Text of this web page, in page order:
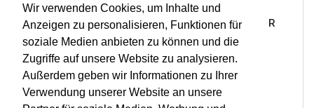
Wir verwenden Cookies, um Inhalte und
Anzeigen zu personalisieren, Funktionen für
soziale Medien anbieten zu können und die
Zugriffe auf unsere Website zu analysieren.
Außerdem geben wir Informationen zu Ihrer
Verwendung unserer Website an unsere
OUDE KERK, AMSTERDAM, AMSTERDAM | ON TOUR
International Sweelinck Preis
MARTIN HASELBÖCK
LHR